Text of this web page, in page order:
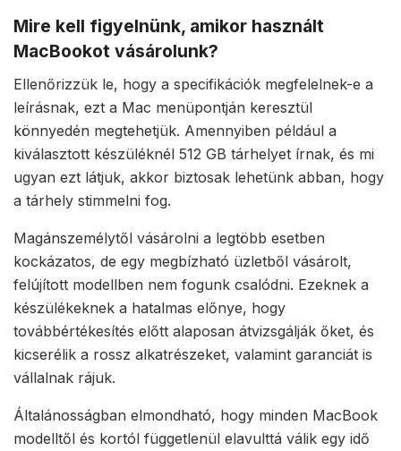
Mire kell figyelnünk, amikor használt
MacBookot vásárolunk?
Ellenőrizzük le, hogy a specifikációk megfelelnek-e a
leírásnak, ezt a Mac menüpontján keresztül
könnyedén megtehetjük. Amennyiben például a
kiválasztott készüléknél 512 GB tárhelyet írnak, és mi
ugyan ezt látjuk, akkor biztosak lehetünk abban, hogy
a tárhely stimmelni fog.
Magánszemélytől vásárolni a legtöbb esetben
kockázatos, de egy megbízható üzletből vásárolt,
felújított modellben nem fogunk csalódni. Ezeknek a
készülékeknek a hatalmas előnye, hogy
továbbértékesítés előtt alaposan átvizsgálják őket, és
kicserélik a rossz alkatrészeket, valamint garanciát is
vállalnak rájuk.
Általánosságban elmondható, hogy minden MacBook
modelltől és kortól függetlenül elavulttá válik egy idő